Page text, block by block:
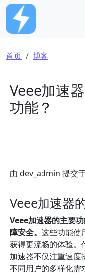
跳转到主要内容
面包屑
首页 博客
Veee加速
功能？
由 dev_admin 提交
Veee加速器
Veee加速器的主要
障安全。 这些功能使
获得更流畅的体验。
加速器不仅注重速度
不同用户的多样化需